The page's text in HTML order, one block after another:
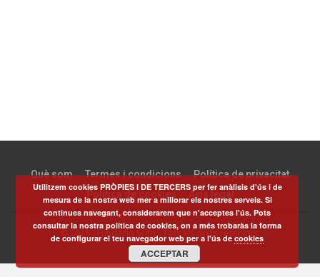
Què som Termes i condicions
Política de privacitat
Avís legal
© 2026 - Fundació Scito - Tots els drets reservats.
Utilitzem cookies PRÒPIES I DE TERCERS per fer anàlisis d'ús i de
mesura de la nostra web mer a millorar els nostres serveis. Si
continues navegant, considerarem que n'acceptes l'ús. Pots
consultar la nostra política de cookies, on a més trobaràs la forma
de configurar el teu navegador web per a l'ús decookies
ACCEPTAR